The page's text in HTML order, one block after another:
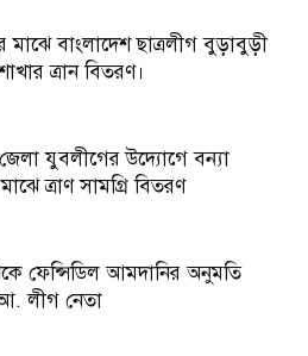
মাঝে বাংলাদেশ ছাত্রলীগ বুড়াবুড়ী
ত্রান বিতরণ।
যুবলীগের উদ্যোগে বন্যা
ত্রাণ সামগ্রি বিতরণ
ফেন্সিডিল আমদানির অনুমতি
লীগ নেতা